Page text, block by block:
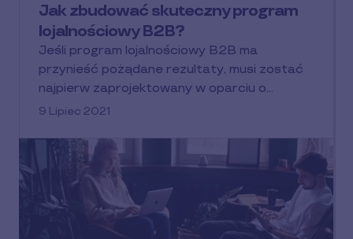
Jak zbudować skuteczny program
lojalnościowy B2B?
Jeśli program lojalnościowy B2B ma
przynieść pożądane rezultaty, musi zostać
najpierw zaprojektowany w oparciu o…
9 Lipiec 2021